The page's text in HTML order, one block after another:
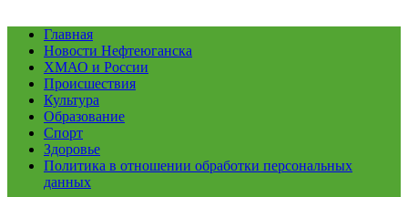
Главная
Новости Нефтеюганска
ХМАО и России
Происшествия
Культура
Образование
Спорт
Здоровье
Политика в отношении обработки персональных
данных